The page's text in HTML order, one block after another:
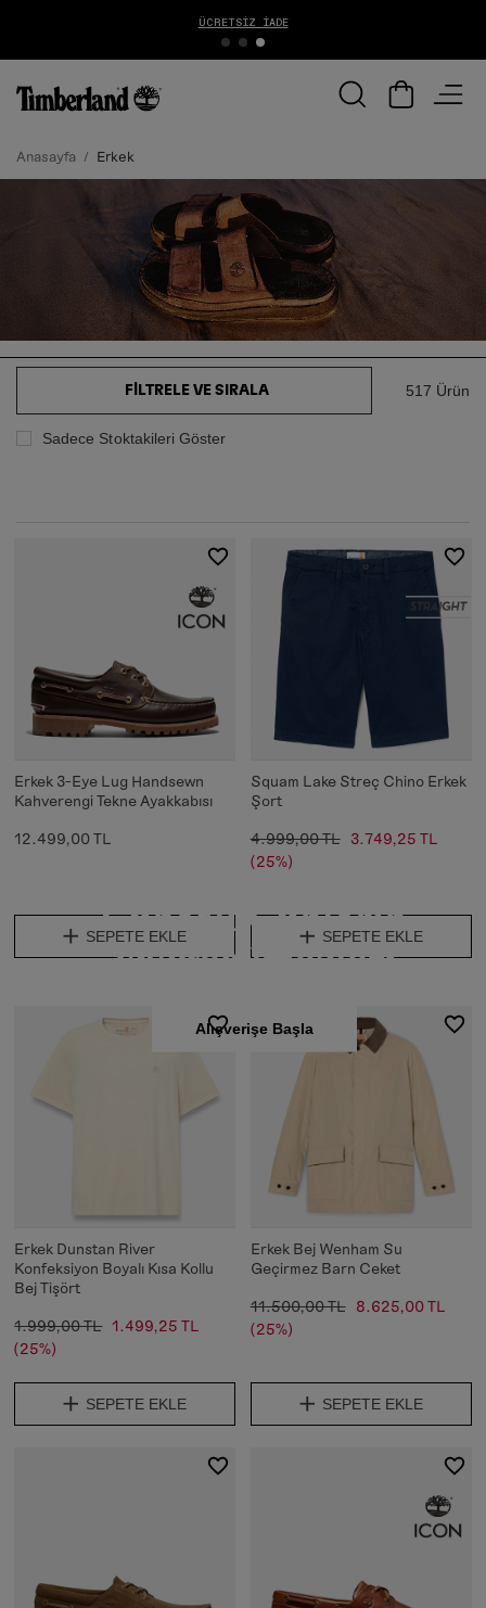
Anasayfa Erkek
Sadece Stoktakileri Göster
FILTRELE VE SIRALA 517 Ürün
Erkek 3-Eye Lug Handsewn
Kahverengi Tekne Ayakkabısı
12.499,00 TL
SEPETE EKLE
Squam Lake Streç Chino Erkek
Şort
4.999,00 TL
3.749,25 TL
(25%)
SEPETE EKLE
Güneşli Günlerin
Vazgeçilmezleri
Alışverişe Başla
Erkek Dunstan River
Konfeksiyon Boyalı Kısa Kollu
Bej Tişört
1.999,00 TL 1.499,25 TL
(25%)
SEPETE EKLE
Erkek Bej Wenham Su
Geçirmez Barn Ceket
11.500,00 TL
8.625,00 TL
(25%)
SEPETE EKLE